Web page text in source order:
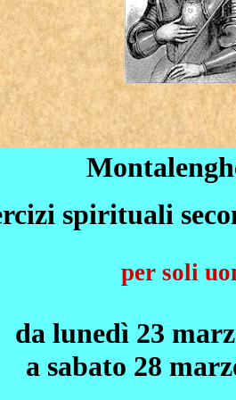
spirituali
per soli
da lunedì 23
a sabato 28